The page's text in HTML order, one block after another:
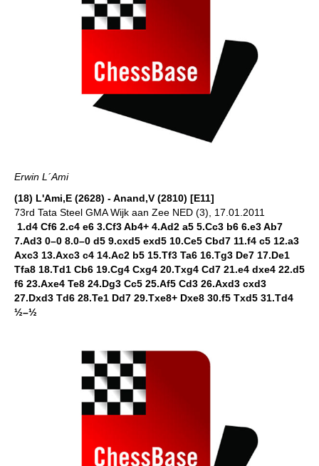
Erwin L´Ami
(18) L'Ami,E (2628) - Anand,V (2810) [E11]
73rd Tata Steel GMA Wijk aan Zee NED (3), 17.01.2011
1.d4 Cf6 2.c4 e6 3.Cf3 Ab4+ 4.Ad2 a5 5.Cc3 b6 6.e3 Ab7
7.Ad3 0–0 8.0–0 d5 9.cxd5 exd5 10.Ce5 Cbd7 11.f4 c5 12.a3
Axc3 13.Axc3 c4 14.Ac2 b5 15.Tf3 Ta6 16.Tg3 De7 17.De1
Tfa8 18.Td1 Cb6 19.Cg4 Cxg4 20.Txg4 Cd7 21.e4 dxe4 22.d5
f6 23.Axe4 Te8 24.Dg3 Cc5 25.Af5 Cd3 26.Axd3 cxd3
27.Dxd3 Td6 28.Te1 Dd7 29.Txe8+ Dxe8 30.f5 Txd5 31.Td4
½–½